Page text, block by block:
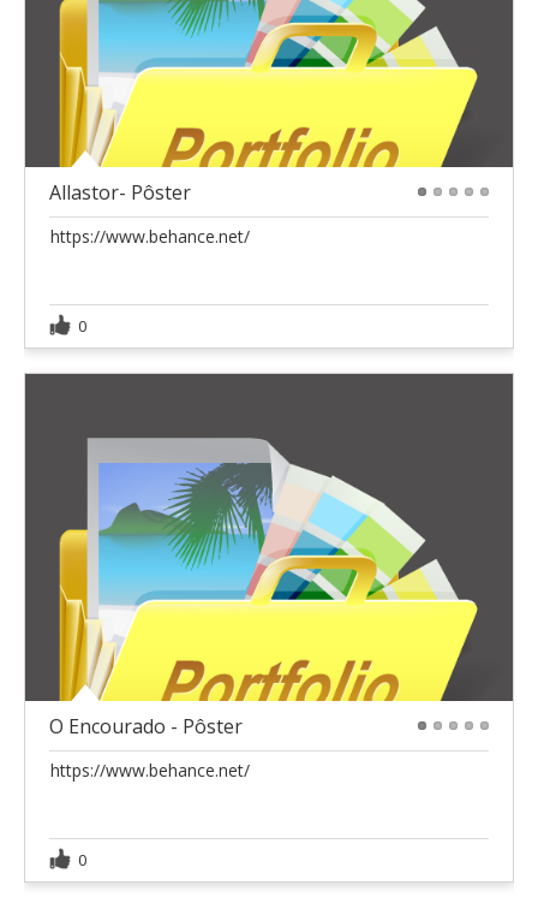
Allastor- Pôster
https://www.behance.net/
0
O Encourado - Pôster
https://www.behance.net/
0